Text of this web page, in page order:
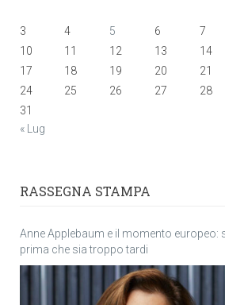
3
4 5 6 7
10
11 12 13 14
17
18 19 20 21
24
25 26 27 28
31
« Lug
RASSEGNA STAMPA
Anne Applebaum e il momento europeo:
prima che sia troppo tardi